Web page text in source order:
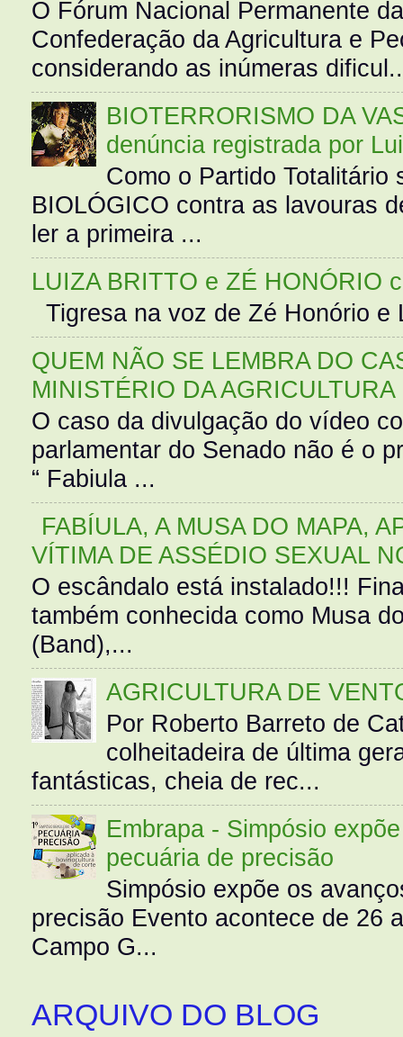
O Fórum Nacional Permanente
Confederação da Agricultura e
considerando as inúmeras
BIOTERRORISMO DA
denúncia registrada por
Como o Partido Totalitário
BIOLÓGICO contra as lavouras
ler a primeira ...
LUIZA BRITTO e ZÉ HONÓRIO
Tigresa na voz de Zé Honório
QUEM NÃO SE LEMBRA DO
MINISTÉRIO DA AGRICULTURA
O caso da divulgação do vídeo
parlamentar do Senado não é o
“ Fabiula ...
FABÍULA, A MUSA DO MAPA,
VÍTIMA DE ASSÉDIO SEXUAL
O escândalo está instalado!!!
também conhecida como Musa
(Band),...
AGRICULTURA DE
Por Roberto Barreto de
colheitadeira de última
fantásticas, cheia de rec...
Embrapa - Simpósio
pecuária de precisão
Simpósio expõe os
precisão Evento acontece de 26
Campo G...
ARQUIVO DO BLOG